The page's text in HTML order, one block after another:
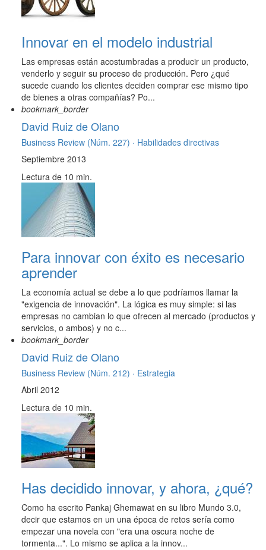
Innovar en el modelo industrial
Las empresas están acostumbradas a producir un producto,
venderlo y seguir su proceso de producción. Pero ¿qué
sucede cuando los clientes deciden comprar ese mismo tipo
de bienes a otras compañías? Po...
bookmark_border
David Ruiz de Olano
Business Review (Núm. 227) · Habilidades directivas
Septiembre 2013
Lectura de 10 min.
Para innovar con éxito es necesario
aprender
La economía actual se debe a lo que podríamos llamar la
"exigencia de innovación". La lógica es muy simple: si las
empresas no cambian lo que ofrecen al mercado (productos y
servicios, o ambos) y no c...
bookmark_border
David Ruiz de Olano
Business Review (Núm. 212) · Estrategia
Abril 2012
Lectura de 10 min.
Has decidido innovar, y ahora, ¿qué?
Como ha escrito Pankaj Ghemawat en su libro Mundo 3.0,
decir que estamos en un una época de retos sería como
empezar una novela con "era una oscura noche de
tormenta...". Lo mismo se aplica a la innov...